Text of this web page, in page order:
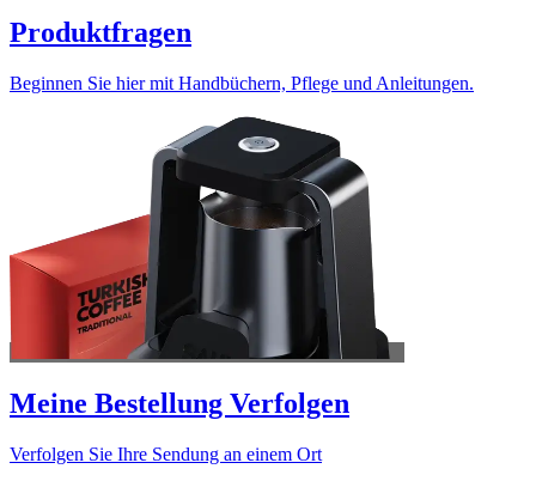
Produktfragen
Beginnen Sie hier mit Handbüchern, Pflege und Anleitungen.
Meine Bestellung Verfolgen
Verfolgen Sie Ihre Sendung an einem Ort